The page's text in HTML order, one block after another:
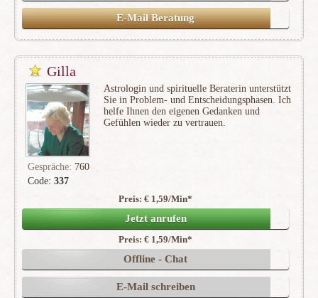
E-Mail Beratung
Gilla
Code: 337
Astrologin und spirituelle Beraterin unterstützt
Sie in Problem- und Entscheidungsphasen. Ich
helfe Ihnen den eigenen Gedanken und
Gefühlen wieder zu vertrauen.
Gespräche: 760
(175)
Preis: € 1,59/Min*
Jetzt anrufen
Preis: € 1,59/Min*
Offline - Chat
E-Mail schreiben